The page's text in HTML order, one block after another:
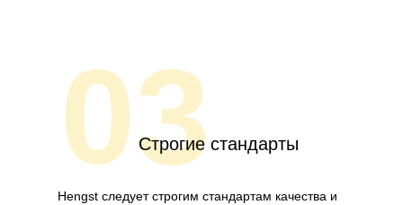
03Строгие стандарты
Hengst следует строгим стандартам качества и